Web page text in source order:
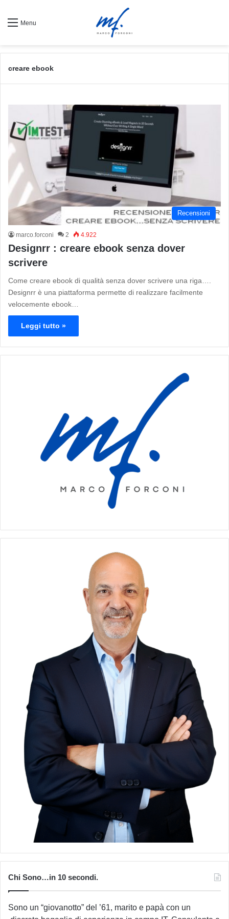
Menu
creare ebook
Recensioni
marco.forconi 2 4.922
Designrr : creare ebook senza dover
scrivere
Come creare ebook di qualità senza dover scrivere una riga….
Designrr è una piattaforma permette di realizzare facilmente
velocemente ebook…
Leggi tutto »
Chi Sono…in 10 secondi.
Sono un “giovanotto” del ’61, marito e papà con un